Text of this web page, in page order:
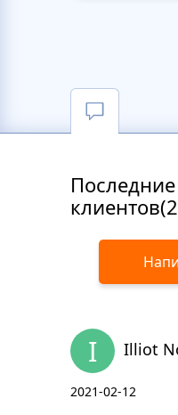
I Illiot
2021-02-12